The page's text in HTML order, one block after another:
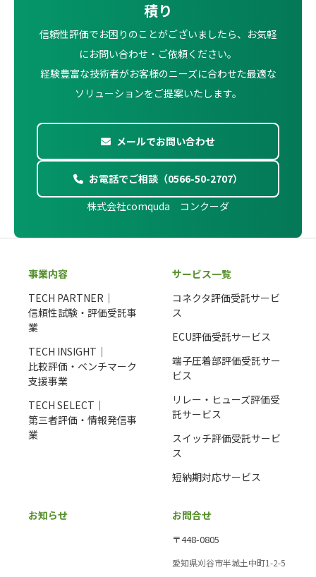
積り
信頼性評価でお困りのことがございましたら、お気軽
にお問い合わせ・ご依頼ください。
経験豊富な技術者がお客様のニーズに合わせた最適な
ソリューションをご提案いたします。
メールでお問い合わせ
お電話でご相談（0566-50-2707）
株式会社comquda コンクーダ
事業内容
TECH PARTNER｜
信頼性試験・評価受託事
業
TECH INSIGHT｜
比較評価・ベンチマーク
支援事業
TECH SELECT｜
第三者評価・情報発信事
業
サービス一覧
コネクタ評価受託サービ
ス
ECU評価受託サービス
端子圧着部評価受託サー
ビス
リレー・ヒューズ評価受
託サービス
スイッチ評価受託サービ
ス
短納期対応サービス
お知らせ お問合せ
〒448-0805
愛知県刈谷市半城土中町1-2-5